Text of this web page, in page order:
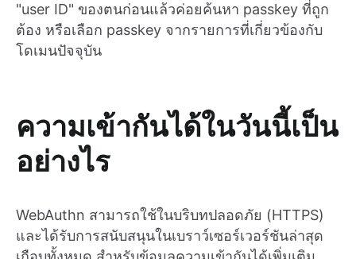
"user ID" ของตนก่อนแล้วค่อยค้นหา passkey ที่ถูก
ต้อง หรือเลือก passkey จากรายการที่เกี่ยวข้องกับ
โดเมนปัจจุบัน
ความเข้ากันได้ในวันนี้เป็น
อย่างไร
WebAuthn สามารถใช้ในบริบทปลอดภัย (HTTPS)
และได้รับการสนับสนุนในเบราว์เซอร์เวอร์ชันล่าสุด